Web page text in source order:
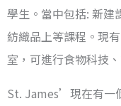
學生。當中包括: 新建
紡織品上等課程。現
室，可進行食物科技
St. James’現在有一